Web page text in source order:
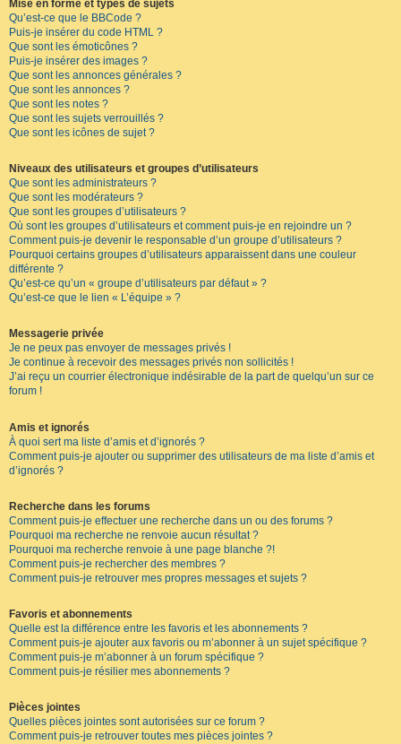
Mise en forme et types de sujets
Qu’est-ce que le BBCode ?
Puis-je insérer du code HTML ?
Que sont les émoticônes ?
Puis-je insérer des images ?
Que sont les annonces générales ?
Que sont les annonces ?
Que sont les notes ?
Que sont les sujets verrouillés ?
Que sont les icônes de sujet ?
Niveaux des utilisateurs et groupes d’utilisateurs
Que sont les administrateurs ?
Que sont les modérateurs ?
Que sont les groupes d’utilisateurs ?
Où sont les groupes d’utilisateurs et comment puis-je en rejoindre un ?
Comment puis-je devenir le responsable d’un groupe d’utilisateurs ?
Pourquoi certains groupes d’utilisateurs apparaissent dans une couleur
différente ?
Qu’est-ce qu’un « groupe d’utilisateurs par défaut » ?
Qu’est-ce que le lien « L’équipe » ?
Messagerie privée
Je ne peux pas envoyer de messages privés !
Je continue à recevoir des messages privés non sollicités !
J’ai reçu un courrier électronique indésirable de la part de quelqu’un sur ce
forum !
Amis et ignorés
À quoi sert ma liste d’amis et d’ignorés ?
Comment puis-je ajouter ou supprimer des utilisateurs de ma liste d’amis et
d’ignorés ?
Recherche dans les forums
Comment puis-je effectuer une recherche dans un ou des forums ?
Pourquoi ma recherche ne renvoie aucun résultat ?
Pourquoi ma recherche renvoie à une page blanche ?!
Comment puis-je rechercher des membres ?
Comment puis-je retrouver mes propres messages et sujets ?
Favoris et abonnements
Quelle est la différence entre les favoris et les abonnements ?
Comment puis-je ajouter aux favoris ou m’abonner à un sujet spécifique ?
Comment puis-je m’abonner à un forum spécifique ?
Comment puis-je résilier mes abonnements ?
Pièces jointes
Quelles pièces jointes sont autorisées sur ce forum ?
Comment puis-je retrouver toutes mes pièces jointes ?